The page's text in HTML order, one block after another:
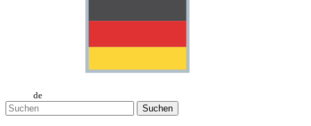
de
Suchen